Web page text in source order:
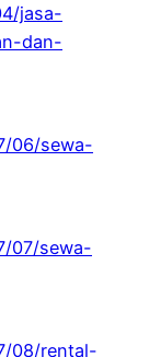
jasa-
dan-
06/sewa-
07/sewa-
08/rental-